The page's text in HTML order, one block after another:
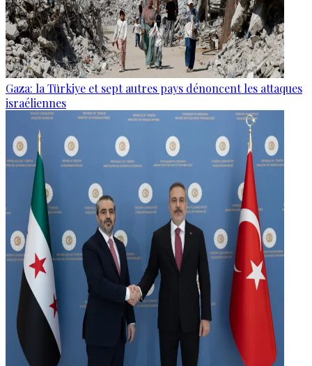
Gaza: la Türkiye et sept autres pays dénoncent les attaques
israéliennes